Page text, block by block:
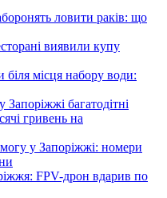
ловити раків: що
виявили купу
місця набору води:
багатодітні
гривень на
у Запоріжжі: номери
FPV-дрон вдарив по